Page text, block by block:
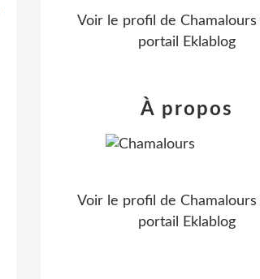
Voir le profil de Chamalours
portail Eklablog
À propos
Voir le profil de Chamalours
portail Eklablog